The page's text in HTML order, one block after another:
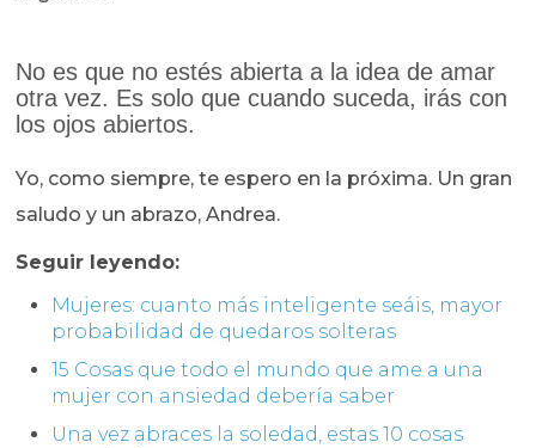
No es que no estés abierta a la idea de amar
otra vez. Es solo que cuando suceda, irás con
los ojos abiertos.
Yo, como siempre, te espero en la próxima. Un gran
saludo y un abrazo, Andrea.
Seguir leyendo:
Mujeres: cuanto más inteligente seáis, mayor
probabilidad de quedaros solteras
15 Cosas que todo el mundo que ame a una
mujer con ansiedad debería saber
Una vez abraces la soledad, estas 10 cosas